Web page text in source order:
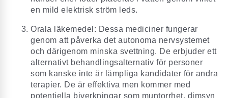
en mild elektrisk ström leds.
Orala läkemedel: Dessa mediciner fungerar
genom att påverka det autonoma nervsystemet
och därigenom minska svettning. De erbjuder ett
alternativt behandlingsalternativ för personer
som kanske inte är lämpliga kandidater för andra
terapier. De är effektiva men kommer med
potentiella biverkningar som muntorrhet, dimsyn